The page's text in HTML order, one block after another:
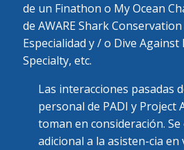
de un Finathon o My Ocean
de AWARE Shark
Especialidad y / o Dive
Specialty, etc.
Las interacciones pasadas
personal de PADI y Project
toman en consideración.
adicional a la asisten-cia